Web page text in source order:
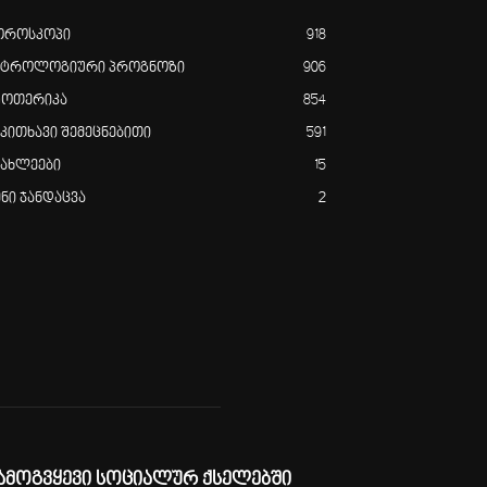
918
პროგნოზი 906
854
შემეცნებითი 591
15
ჯანდაცვა 2
სოციალურ ქსელებში